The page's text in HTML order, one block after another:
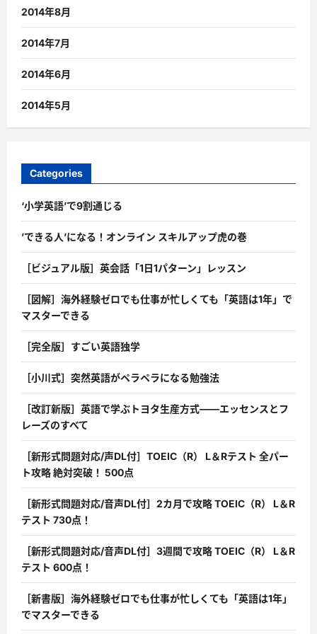
2014年8月
2014年7月
2014年6月
2014年5月
Categories
‘小学英語’で9割通じる
’できる人’になる！オンライン スキルアップ虎の巻
［ビジュアル版］英会話「1日1パターン」レッスン
［図解］海外経験ゼロでも仕事が忙しくても「英語は1年」で
マスターできる
［完全版］すごい英語独学
［小川式］突然英語がペラペラになる勉強法
［改訂新版］英語で学ぶトヨタ生産方式――エッセンスとフ
レーズのすべて
［新形式問題対応/声DL付］TOEIC（R） L＆Rテスト 全パー
ト攻略 絶対突破！ 500点
［新形式問題対応/音声DL付］2カ月で攻略 TOEIC（R） L＆R
テスト 730点！
［新形式問題対応/音声DL付］3週間で攻略 TOEIC（R） L＆R
テスト 600点！
［新書版］海外経験ゼロでも仕事が忙しくても「英語は1年」
でマスターできる